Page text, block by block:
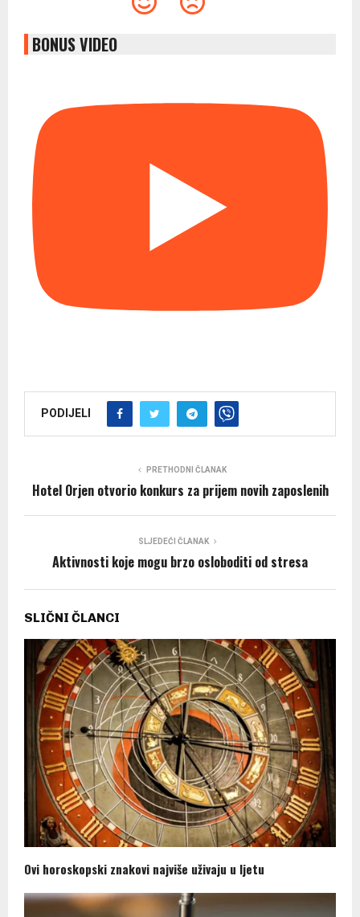
BONUS VIDEO
PODIJELI
PRETHODNI ČLANAK
Hotel Orjen otvorio konkurs za prijem novih zaposlenih
SLJEDEĆI ČLANAK
Aktivnosti koje mogu brzo osloboditi od stresa
SLIČNI ČLANCI
Ovi horoskopski znakovi najviše uživaju u ljetu